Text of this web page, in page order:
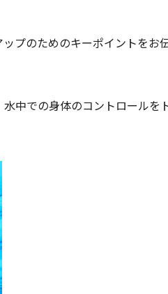
プのためのキーポイントをお伝
中での身体のコントロールを